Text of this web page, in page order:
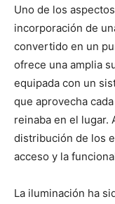
Uno de los
incorporación de
convertido en un
ofrece una amplia
equipada con un
que aprovecha
reinaba en el lugar.
distribución de los
acceso y la
La iluminación ha